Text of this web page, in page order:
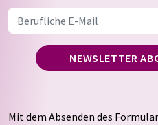
NEWSLETTER
Mit dem Absenden des